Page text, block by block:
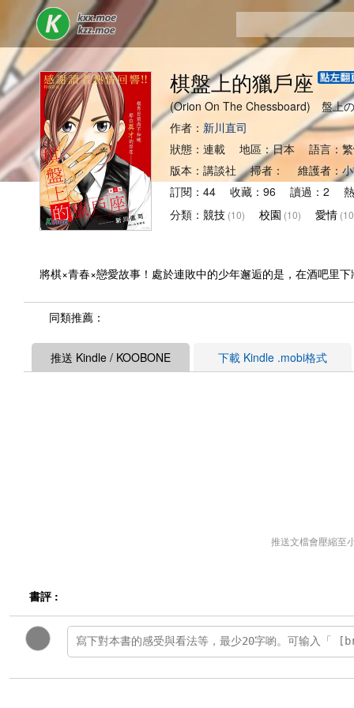
棋盤上的獵戶座
(Orion On The Chessboard) 盤上
作者： 新川直司
狀態：連載 地區：日本 語言：
版本：講談社 掃者： 維護者：
訂閱：44 收藏：96 讀過：2 熱
分類： 競技 (10) 校園 (10) 愛情
將棋×青春×戀愛故事！處於連敗中的少年邂逅的是，在酒吧里
同類推薦：
推送 Kindle / KOOBONE 下載 Kindle .mobi格式
推送文檔會壓縮至
書評 :